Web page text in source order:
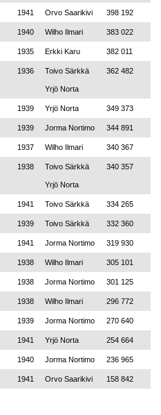
1941 Orvo Saarikivi 398 192
1940 Wilho Ilmari 383 022
1935 Erkki Karu 382 011
1936 Toivo Särkkä
Yrjö Norta
362 482
1939 Yrjö Norta 349 373
1939 Jorma Nortimo 344 891
1937 Wilho Ilmari 340 367
1938 Toivo Särkkä
Yrjö Norta
340 357
1941 Toivo Särkkä 334 265
1939 Toivo Särkkä 332 360
1941 Jorma Nortimo 319 930
1938 Wilho Ilmari 305 101
1938 Jorma Nortimo 301 125
1938 Wilho Ilmari 296 772
1939 Jorma Nortimo 270 640
1941 Yrjö Norta 254 664
1940 Jorma Nortimo 236 965
1941 Orvo Saarikivi 158 842